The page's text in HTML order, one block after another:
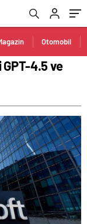
Otomobil
4.5 ve